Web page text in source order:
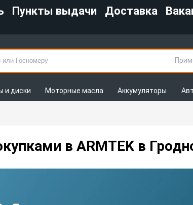
Пункты выдачи Доставка
и диски Моторные масла Аккумуляторы
в ARMTEK в